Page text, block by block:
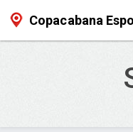
Copacabana